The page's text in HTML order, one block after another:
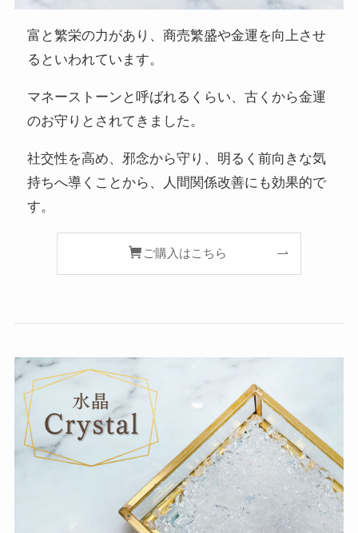
富と繁栄の力があり、商売繁盛や金運を向上させ
るといわれています。
マネーストーンと呼ばれるくらい、古くから金運
のお守りとされてきました。
社交性を高め、邪念から守り、明るく前向きな気
持ちへ導くことから、人間関係改善にも効果的で
す。
ご購入はこちら